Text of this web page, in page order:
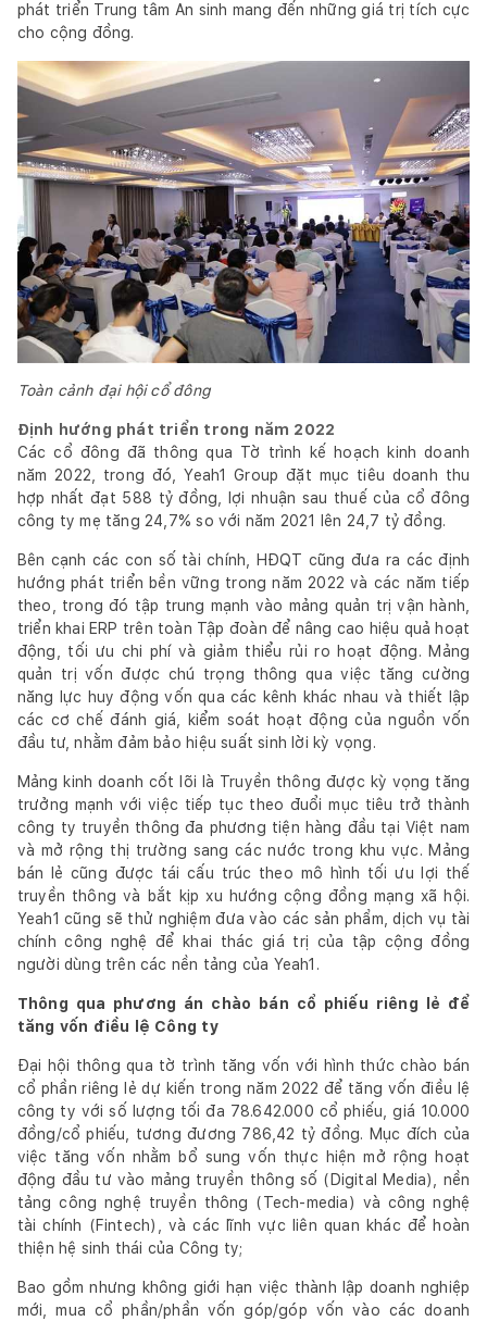
phát triển Trung tâm An sinh mang đến những giá trị tích cực
cho cộng đồng.
Toàn cảnh đại hội cổ đông
Định hướng phát triển trong năm 2022
Các cổ đông đã thông qua Tờ trình kế hoạch kinh doanh
năm 2022, trong đó, Yeah1 Group đặt mục tiêu doanh thu
hợp nhất đạt 588 tỷ đồng, lợi nhuận sau thuế của cổ đông
công ty mẹ tăng 24,7% so với năm 2021 lên 24,7 tỷ đồng.
Bên cạnh các con số tài chính, HĐQT cũng đưa ra các định
hướng phát triển bền vững trong năm 2022 và các năm tiếp
theo, trong đó tập trung mạnh vào mảng quản trị vận hành,
triển khai ERP trên toàn Tập đoàn để nâng cao hiệu quả hoạt
động, tối ưu chi phí và giảm thiểu rủi ro hoạt động. Mảng
quản trị vốn được chú trọng thông qua việc tăng cường
năng lực huy động vốn qua các kênh khác nhau và thiết lập
các cơ chế đánh giá, kiểm soát hoạt động của nguồn vốn
đầu tư, nhằm đảm bảo hiệu suất sinh lời kỳ vọng.
Mảng kinh doanh cốt lõi là Truyền thông được kỳ vọng tăng
trưởng mạnh với việc tiếp tục theo đuổi mục tiêu trở thành
công ty truyền thông đa phương tiện hàng đầu tại Việt nam
và mở rộng thị trường sang các nước trong khu vực. Mảng
bán lẻ cũng được tái cấu trúc theo mô hình tối ưu lợi thế
truyền thông và bắt kịp xu hướng cộng đồng mạng xã hội.
Yeah1 cũng sẽ thử nghiệm đưa vào các sản phẩm, dịch vụ tài
chính công nghệ để khai thác giá trị của tập cộng đồng
người dùng trên các nền tảng của Yeah1.
Thông qua phương án chào bán cổ phiếu riêng lẻ để
tăng vốn điều lệ Công ty
Đại hội thông qua tờ trình tăng vốn với hình thức chào bán
cổ phần riêng lẻ dự kiến trong năm 2022 để tăng vốn điều lệ
công ty với số lượng tối đa 78.642.000 cổ phiếu, giá 10.000
đồng/cổ phiếu, tương đương 786,42 tỷ đồng. Mục đích của
việc tăng vốn nhằm bổ sung vốn thực hiện mở rộng hoạt
động đầu tư vào mảng truyền thông số (Digital Media), nền
tảng công nghệ truyền thông (Tech-media) và công nghệ
tài chính (Fintech), và các lĩnh vực liên quan khác để hoàn
thiện hệ sinh thái của Công ty;
Bao gồm nhưng không giới hạn việc thành lập doanh nghiệp
mới, mua cổ phần/phần vốn góp/góp vốn vào các doanh